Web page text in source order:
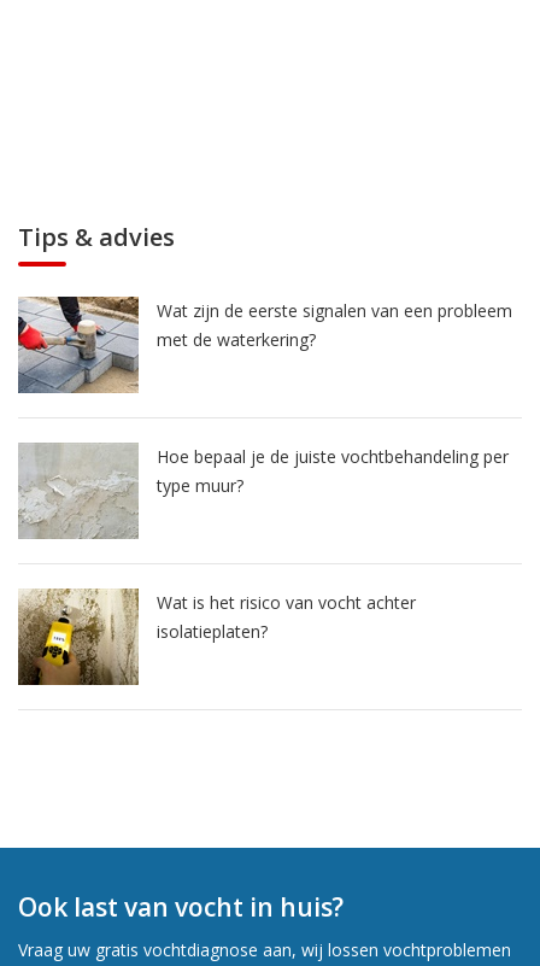
Tips & advies
Wat zijn de eerste signalen van een probleem
met de waterkering?
Hoe bepaal je de juiste vochtbehandeling per
type muur?
Wat is het risico van vocht achter
isolatieplaten?
Ook last van vocht in huis?
Vraag uw gratis vochtdiagnose aan, wij lossen vochtproblemen